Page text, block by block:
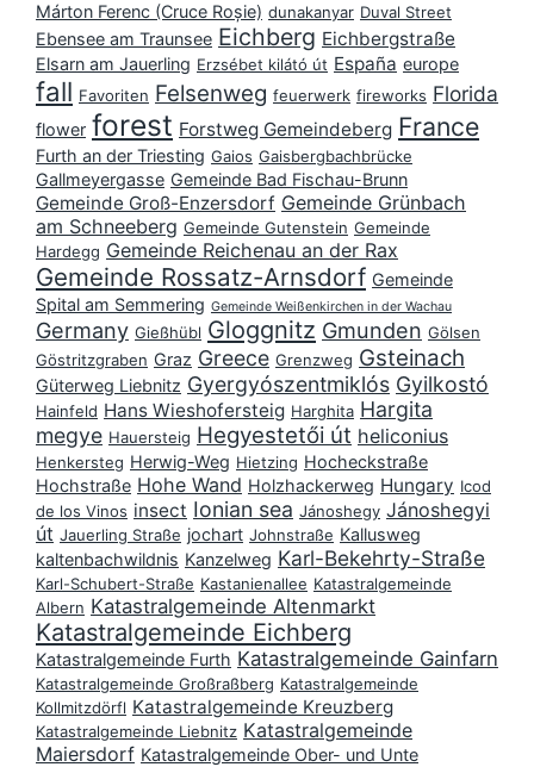
Márton Ferenc (Cruce Roșie) dunakanyar Duval Street
Ebensee am Traunsee Eichberg Eichbergstraße
Elsarn am Jauerling Erzsébet kilátó út España europe
fall Favoriten Felsenweg feuerwerk fireworks Florida
flower forest Forstweg Gemeindeberg France
Furth an der Triesting Gaios Gaisbergbachbrücke
Gallmeyergasse Gemeinde Bad Fischau-Brunn
Gemeinde Groß-Enzersdorf Gemeinde Grünbach
am Schneeberg Gemeinde Gutenstein Gemeinde
Hardegg Gemeinde Reichenau an der Rax
Gemeinde Rossatz-Arnsdorf Gemeinde
Spital am Semmering Gemeinde Weißenkirchen in der Wachau
Germany Gießhübl Gloggnitz Gmunden Gölsen
Göstritzgraben Graz Greece Grenzweg Gsteinach
Güterweg Liebnitz Gyergyószentmiklós Gyilkostó
Hainfeld Hans Wieshofersteig Harghita Hargita
megye Hauersteig Hegyestetői út heliconius
Henkersteg Herwig-Weg Hietzing Hocheckstraße
Hochstraße Hohe Wand Holzhackerweg Hungary Icod
de los Vinos insect Ionian sea Jánoshegy Jánoshegyi
út Jauerling Straße jochart Johnstraße Kallusweg
kaltenbachwildnis Kanzelweg Karl-Bekehrty-Straße
Karl-Schubert-Straße Kastanienallee Katastralgemeinde
Albern Katastralgemeinde Altenmarkt
Katastralgemeinde Eichberg
Katastralgemeinde Furth Katastralgemeinde Gainfarn
Katastralgemeinde Großraßberg Katastralgemeinde
Kollmitzdörfl Katastralgemeinde Kreuzberg
Katastralgemeinde Liebnitz Katastralgemeinde
Maiersdorf Katastralgemeinde Ober- und Unte